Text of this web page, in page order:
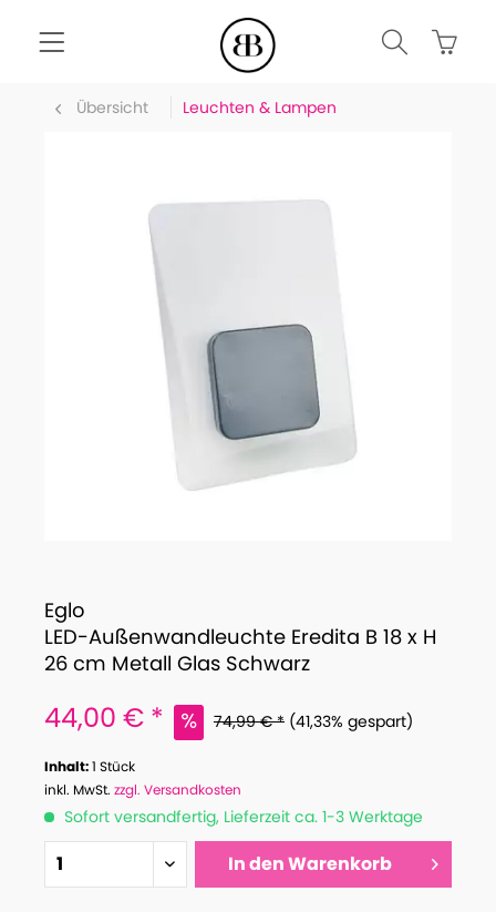
Übersicht Leuchten & Lampen
Eglo
LED-Außenwandleuchte Eredita B 18 x H
26 cm Metall Glas Schwarz
44,00 € * 74,99 € * (41,33% gespart)
Inhalt:1 Stück
inkl. MwSt. zzgl. Versandkosten
Sofort versandfertig, Lieferzeit ca. 1-3 Werktage
In denWarenkorb